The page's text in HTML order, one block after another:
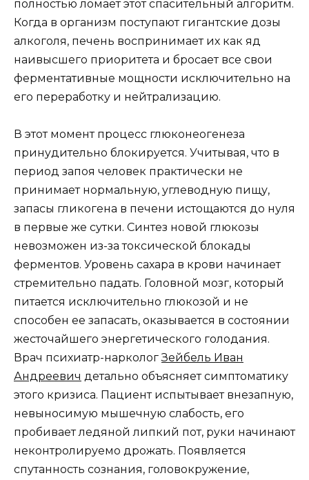
полностью ломает этот спасительный алгоритм.
Когда в организм поступают гигантские дозы
алкоголя, печень воспринимает их как яд
наивысшего приоритета и бросает все свои
ферментативные мощности исключительно на
его переработку и нейтрализацию.
В этот момент процесс глюконеогенеза
принудительно блокируется. Учитывая, что в
период запоя человек практически не
принимает нормальную, углеводную пищу,
запасы гликогена в печени истощаются до нуля
в первые же сутки. Синтез новой глюкозы
невозможен из-за токсической блокады
ферментов. Уровень сахара в крови начинает
стремительно падать. Головной мозг, который
питается исключительно глюкозой и не
способен ее запасать, оказывается в состоянии
жесточайшего энергетического голодания.
Врач психиатр-наркологЗейбель Иван
Андреевич детально объясняет симптоматику
этого кризиса. Пациент испытывает внезапную,
невыносимую мышечную слабость, его
пробивает ледяной липкий пот, руки начинают
неконтролируемо дрожать. Появляется
спутанность сознания, головокружение,